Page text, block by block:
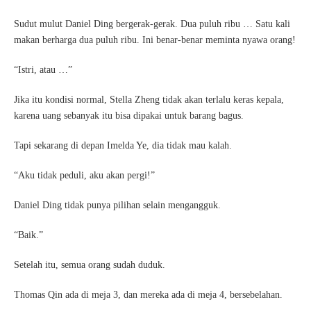
Sudut mulut Daniel Ding bergerak-gerak. Dua puluh ribu … Satu kali
makan berharga dua puluh ribu. Ini benar-benar meminta nyawa orang!
“Istri, atau …”
Jika itu kondisi normal, Stella Zheng tidak akan terlalu keras kepala,
karena uang sebanyak itu bisa dipakai untuk barang bagus.
Tapi sekarang di depan Imelda Ye, dia tidak mau kalah.
“Aku tidak peduli, aku akan pergi!”
Daniel Ding tidak punya pilihan selain mengangguk.
“Baik.”
Setelah itu, semua orang sudah duduk.
Thomas Qin ada di meja 3, dan mereka ada di meja 4, bersebelahan.